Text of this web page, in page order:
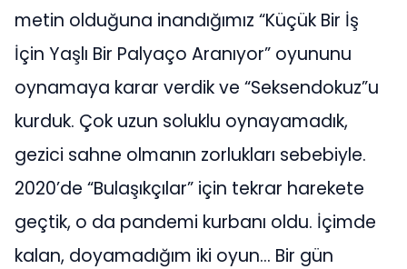
metin olduğuna inandığımız “Küçük Bir İş
İçin Yaşlı Bir Palyaço Aranıyor” oyununu
oynamaya karar verdik ve “Seksendokuz”u
kurduk. Çok uzun soluklu oynayamadık,
gezici sahne olmanın zorlukları sebebiyle.
2020’de “Bulaşıkçılar” için tekrar harekete
geçtik, o da pandemi kurbanı oldu. İçimde
kalan, doyamadığım iki oyun… Bir gün